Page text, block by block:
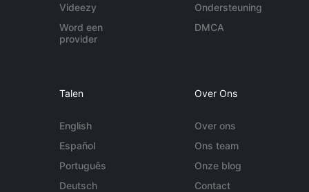
Videezy
Word een
provider
Ondersteuning
DMCA
Talen
English
Español
Português
Deutsch
Over Ons
Over ons
Ons team
Onze blog
Contact